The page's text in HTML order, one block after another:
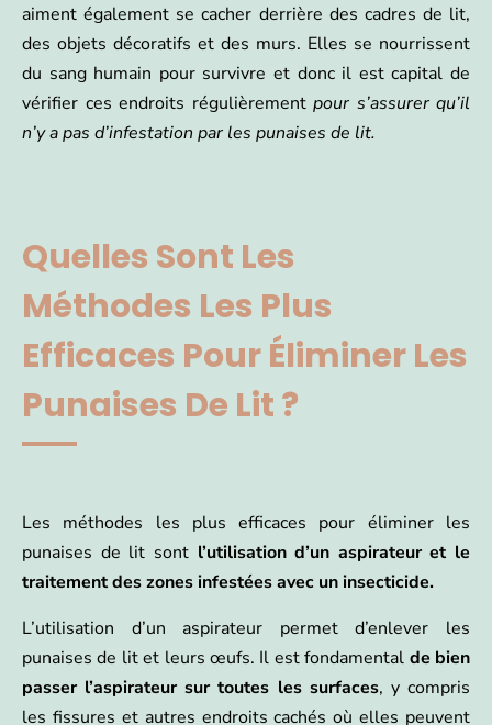
aiment également se cacher derrière des cadres de lit,
des objets décoratifs et des murs. Elles se nourrissent
du sang humain pour survivre et donc il est capital de
vérifier ces endroits régulièrementpour s’assurer qu’il
n’y a pas d’infestation par les punaises de lit.
Quelles Sont Les
Méthodes Les Plus
Efficaces Pour Éliminer Les
Punaises De Lit ?
Les méthodes les plus efficaces pour éliminer les
punaises de lit sont l’utilisation d’un aspirateur et le
traitement des zones infestées avec un insecticide.
L’utilisation d’un aspirateur permet d’enlever les
punaises de lit et leurs œufs. Il est fondamental de bien
passer l’aspirateur sur toutes les surfaces, y compris
les fissures et autres endroits cachés où elles peuvent